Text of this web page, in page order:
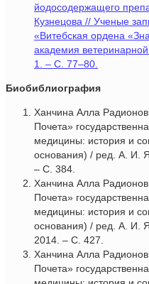
йодосодержащего
Кузнецова // Ученые
«Витебская ордена
академия
1. – С. 77–80.
Биобиблиография
Ханчина Алла
Почета»
медицины: история и
основания) / ред. А. И.
– С. 384.
Ханчина Алла
Почета»
медицины: история и
основания) / ред. А. И.
2014. – С. 427.
Ханчина Алла
Почета»